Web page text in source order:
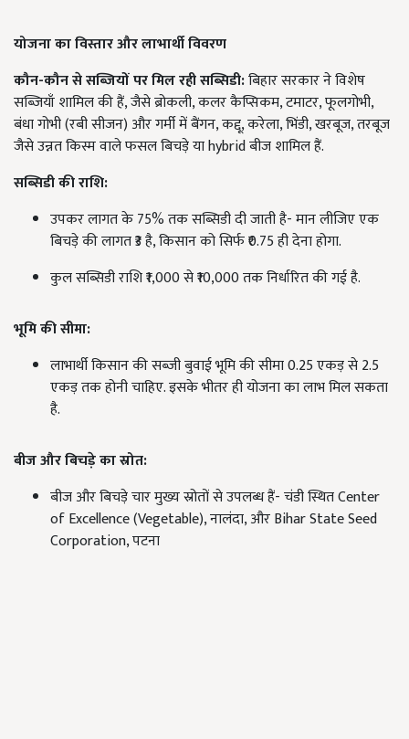
योजना का विस्तार और लाभार्थी विवरण
कौन-कौन से सब्जियों पर मिल रही सब्सिडी:बिहार सरकार ने विशेष
सब्जियाँ शामिल की हैं, जैसे ब्रोकली, कलर कैप्सिकम, टमाटर, फूलगोभी,
बंधा गोभी (रबी सीजन) और गर्मी में बैंगन, कद्दू, करेला, भिंडी, खरबूज, तरबूज
जैसे उन्नत किस्म वाले फसल बिचड़े या hybrid बीज शामिल हैं.
सब्सिडी की राशि:
उपकर लागत के 75% तक सब्सिडी दी जाती है- मान लीजिए एक
बिचड़े की लागत ₹3 है, किसान को सिर्फ ₹0.75 ही देना होगा.
कुल सब्सिडी राशि ₹1,000 से ₹10,000 तक निर्धारित की गई है.
भूमि की सीमा:
लाभार्थी किसान की सब्जी बुवाई भूमि की सीमा 0.25 एकड़ से 2.5
एकड़ तक होनी चाहिए. इसके भीतर ही योजना का लाभ मिल सकता
है.
बीज और बिचड़े का स्रोत:
बीज और बिचड़े चार मुख्य स्रोतों से उपलब्ध हैं- चंडी स्थित Center
of Excellence (Vegetable), नालंदा, और Bihar State Seed
Corporation, पटना